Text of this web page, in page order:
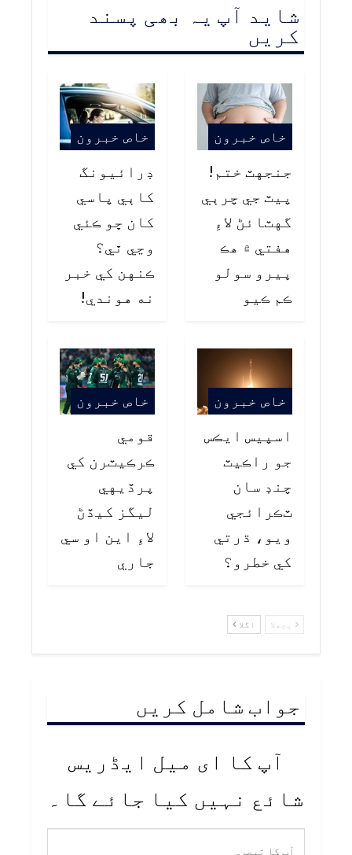
شاید آپ یہ بھی پسند
کریں
خاص خبرون
جنجهٽ ختم!
پيٽ جي چرٻي
گهٽائڻ لاءِ
هفتي ۾ هڪ
ڀيرو سولو
ڪم ڪيو
خاص خبرون
ڊرائيونگ
کاٻي پاسي
کان ڇو ڪئي
وڃي ٿي؟
ڪنهن کي خبر
نه هوندي!
خاص خبرون
اسپيس ايڪس
جو راڪيٽ
چنڊ سان
ٽڪرائجي
ويو، ڌرتي
کي خطرو؟
خاص خبرون
قومي
ڪرڪيٽرن کي
پرڏيهي
ليگز کيڏڻ
لاءِ اين او سي
جاري
پچھلا اگلا
جواب شامل کریں
آپ کا ای میل ایڈریس
شائع نہیں کیا جائے گا۔